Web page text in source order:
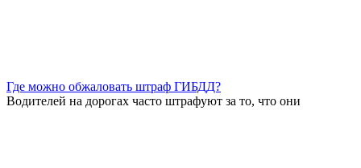
Где можно обжаловать штраф ГИБДД?
Водителей на дорогах часто штрафуют за то, что они